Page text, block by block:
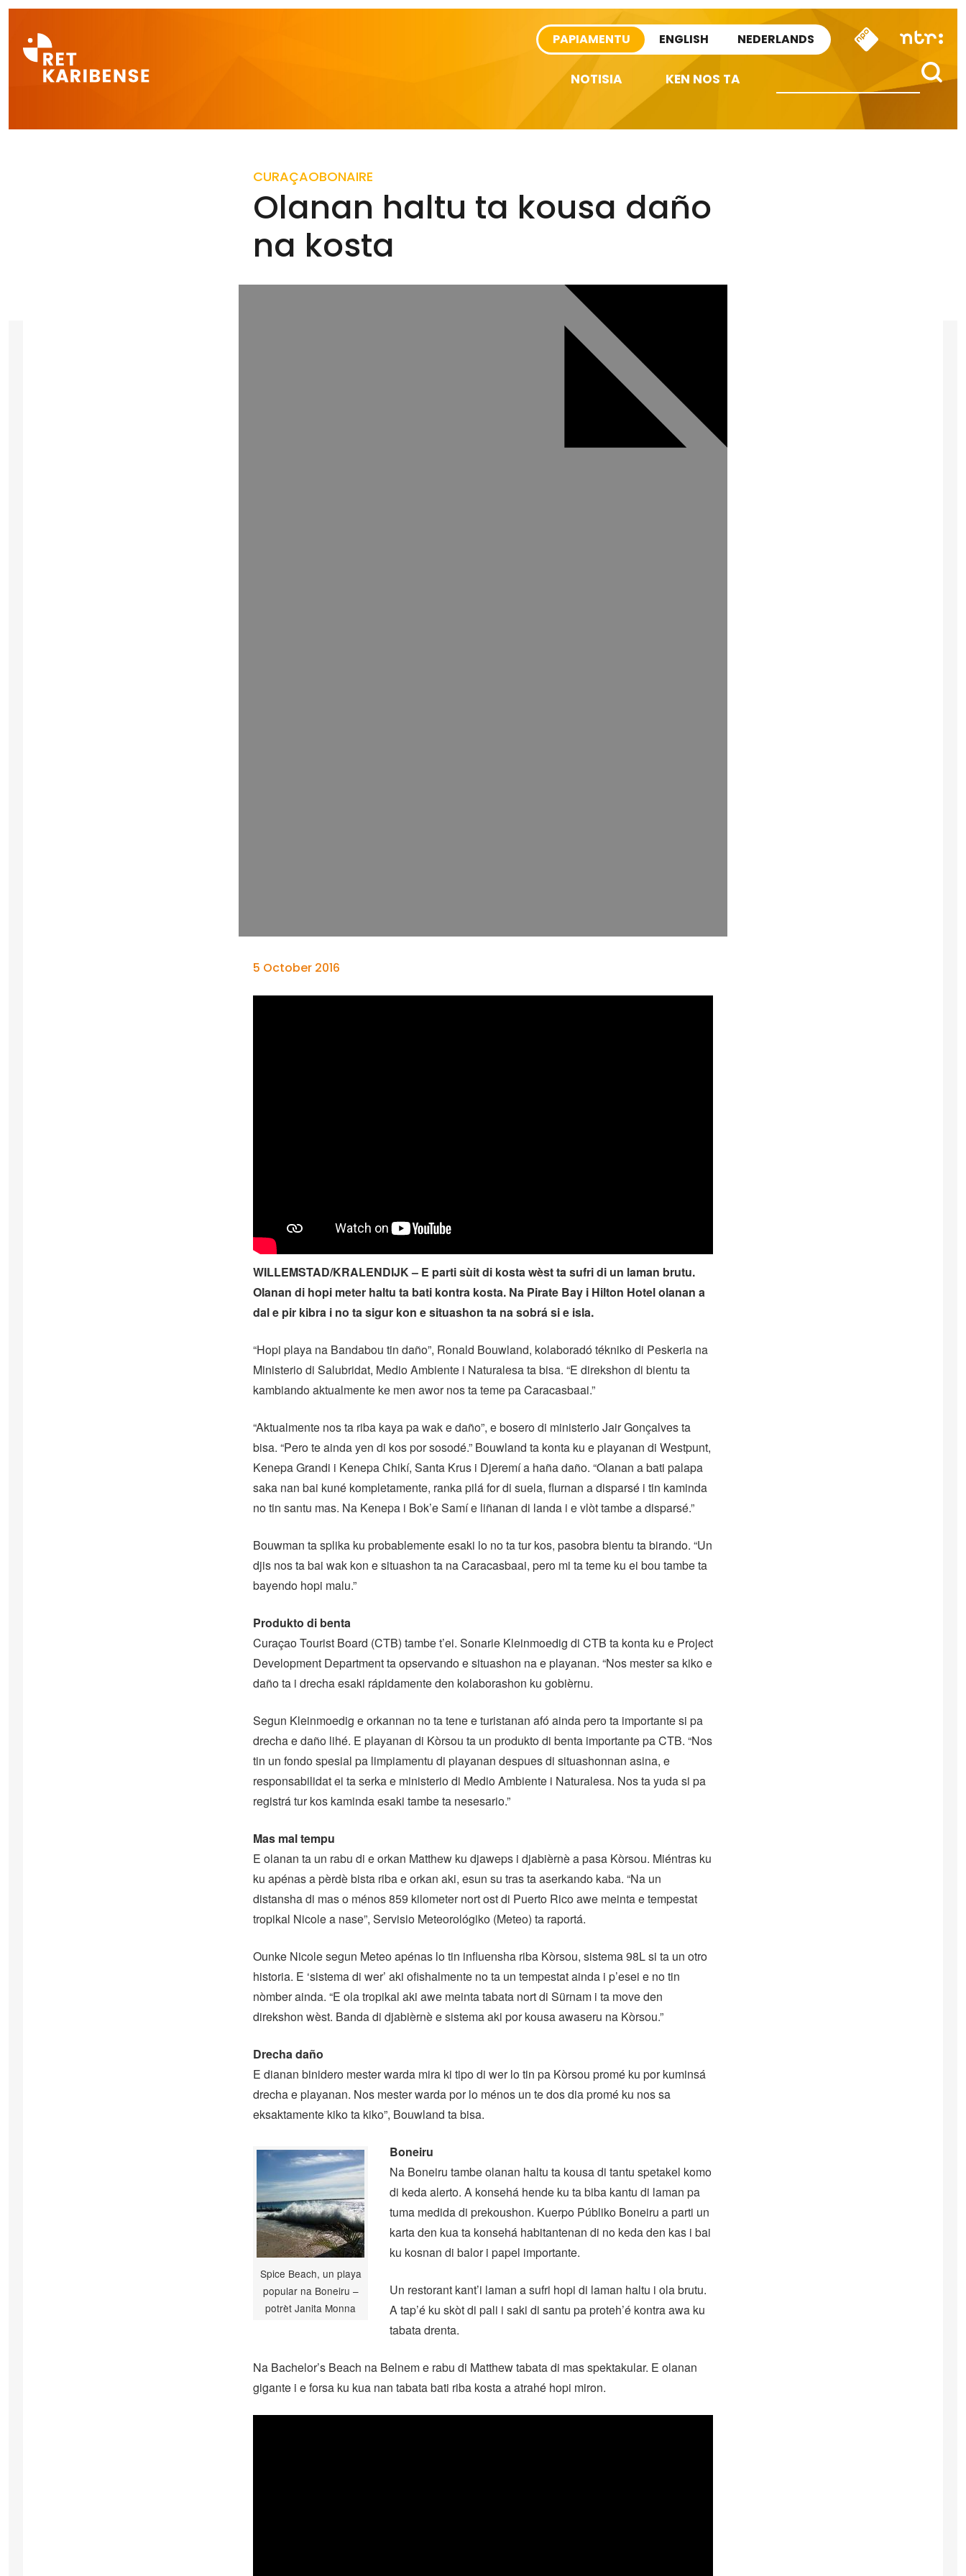
PAPIAMENTU ENGLISH NEDERLANDS
NOTISIA KEN NOS TA
CURAÇAOBONAIRE
Olanan haltu ta kousa daño
na kosta
5 October 2016
WILLEMSTAD/KRALENDIJK – E parti sùit di kosta wèst ta sufri di un laman brutu.
Olanan di hopi meter haltu ta bati kontra kosta. Na Pirate Bay i Hilton Hotel olanan a
dal e pir kibra i no ta sigur kon e situashon ta na sobrá si e isla.
“Hopi playa na Bandabou tin daño”, Ronald Bouwland, kolaboradó tékniko di Peskeria na
Ministerio di Salubridat, Medio Ambiente i Naturalesa ta bisa. “E direkshon di bientu ta
kambiando aktualmente ke men awor nos ta teme pa Caracasbaai.”
“Aktualmente nos ta riba kaya pa wak e daño”, e bosero di ministerio Jair Gonçalves ta
bisa. “Pero te ainda yen di kos por sosodé.” Bouwland ta konta ku e playanan di Westpunt,
Kenepa Grandi i Kenepa Chikí, Santa Krus i Djeremí a haña daño. “Olanan a bati palapa
saka nan bai kuné kompletamente, ranka pilá for di suela, flurnan a disparsé i tin kaminda
no tin santu mas. Na Kenepa i Bok’e Samí e liñanan di landa i e vlòt tambe a disparsé.”
Bouwman ta splika ku probablemente esaki lo no ta tur kos, pasobra bientu ta birando. “Un
djis nos ta bai wak kon e situashon ta na Caracasbaai, pero mi ta teme ku ei bou tambe ta
bayendo hopi malu.”
Produkto di benta
Curaçao Tourist Board (CTB) tambe t’ei. Sonarie Kleinmoedig di CTB ta konta ku e Project
Development Department ta opservando e situashon na e playanan. “Nos mester sa kiko e
daño ta i drecha esaki rápidamente den kolaborashon ku gobièrnu.
Segun Kleinmoedig e orkannan no ta tene e turistanan afó ainda pero ta importante si pa
drecha e daño lihé. E playanan di Kòrsou ta un produkto di benta importante pa CTB. “Nos
tin un fondo spesial pa limpiamentu di playanan despues di situashonnan asina, e
responsabilidat ei ta serka e ministerio di Medio Ambiente i Naturalesa. Nos ta yuda si pa
registrá tur kos kaminda esaki tambe ta nesesario.”
Mas mal tempu
E olanan ta un rabu di e orkan Matthew ku djaweps i djabièrnè a pasa Kòrsou. Miéntras ku
ku apénas a pèrdè bista riba e orkan aki, esun su tras ta aserkando kaba. “Na un
distansha di mas o ménos 859 kilometer nort ost di Puerto Rico awe meinta e tempestat
tropikal Nicole a nase”, Servisio Meteorológiko (Meteo) ta raportá.
Ounke Nicole segun Meteo apénas lo tin influensha riba Kòrsou, sistema 98L si ta un otro
historia. E ‘sistema di wer’ aki ofishalmente no ta un tempestat ainda i p’esei e no tin
nòmber ainda. “E ola tropikal aki awe meinta tabata nort di Sürnam i ta move den
direkshon wèst. Banda di djabièrnè e sistema aki por kousa awaseru na Kòrsou.”
Drecha daño
E dianan binidero mester warda mira ki tipo di wer lo tin pa Kòrsou promé ku por kuminsá
drecha e playanan. Nos mester warda por lo ménos un te dos dia promé ku nos sa
eksaktamente kiko ta kiko”, Bouwland ta bisa.
Spice Beach, un playa
popular na Boneiru –
potrèt Janita Monna
Boneiru
Na Boneiru tambe olanan haltu ta kousa di tantu spetakel komo
di keda alerto. A konsehá hende ku ta biba kantu di laman pa
tuma medida di prekoushon. Kuerpo Públiko Boneiru a parti un
karta den kua ta konsehá habitantenan di no keda den kas i bai
ku kosnan di balor i papel importante.
Un restorant kant’i laman a sufri hopi di laman haltu i ola brutu.
A tap’é ku skòt di pali i saki di santu pa proteh’é kontra awa ku
tabata drenta.
Na Bachelor’s Beach na Belnem e rabu di Matthew tabata di mas spektakular. E olanan
gigante i e forsa ku kua nan tabata bati riba kosta a atrahé hopi miron.